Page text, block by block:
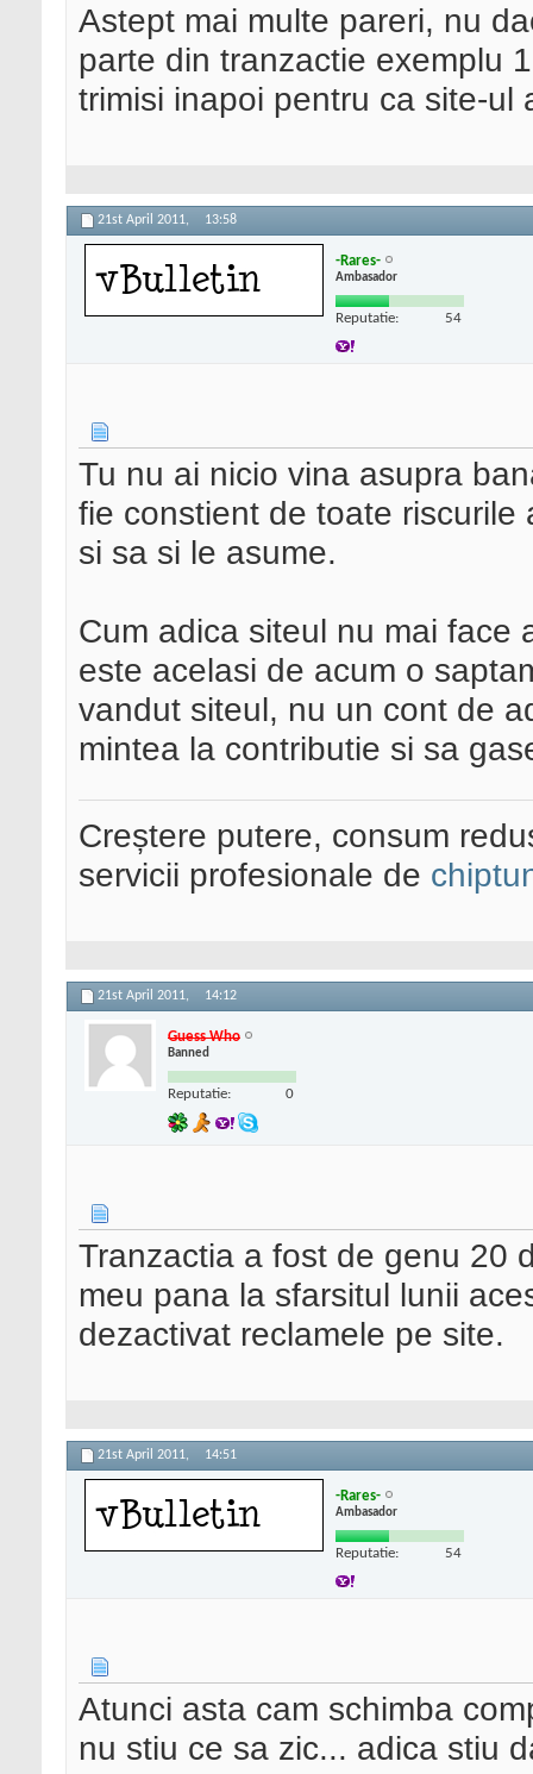
Astept mai multe pareri, nu
parte din tranzactie exemplu
trimisi inapoi pentru ca site-ul
21st April 2011, 13:58
-Rares-
Ambasador
Reputatie: 54
Tu nu ai nicio vina asupra
fie constient de toate
si sa si le asume.
Cum adica siteul nu mai face
este acelasi de acum o
vandut siteul, nu un cont de
mintea la contributie si sa
Creștere putere, consum
servicii profesionale de
21st April 2011, 14:12
Guess Who
Banned
Reputatie: 0
Tranzactia a fost de genu 20
meu pana la sfarsitul lunii
dezactivat reclamele pe site.
21st April 2011, 14:51
-Rares-
Ambasador
Reputatie: 54
Atunci asta cam schimba
nu stiu ce sa zic... adica stiu